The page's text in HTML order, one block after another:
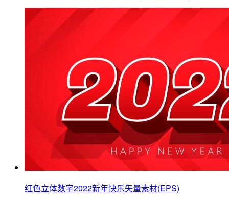
红色立体数字2022新年快乐矢量素材(EPS)